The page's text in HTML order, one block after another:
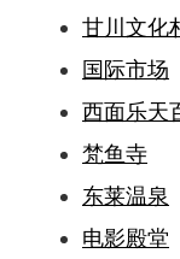
甘川文化
国际市场
西面乐天
梵鱼寺
东莱温泉
电影殿堂